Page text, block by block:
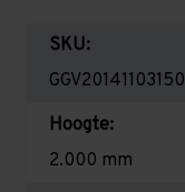
SKU:
GGV20141103150
Hoogte:
2.000 mm